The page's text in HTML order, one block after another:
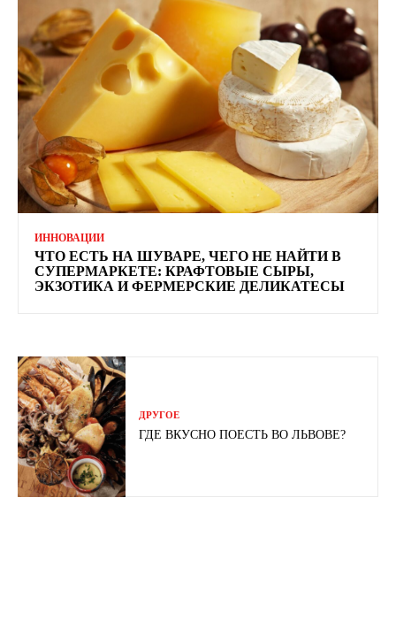
ИННОВАЦИИ
ЧТО ЕСТЬ НА ШУВАРЕ, ЧЕГО НЕ НАЙТИ В
СУПЕРМАРКЕТЕ: КРАФТОВЫЕ СЫРЫ,
ЭКЗОТИКА И ФЕРМЕРСКИЕ ДЕЛИКАТЕСЫ
ДРУГОЕ
ГДЕ ВКУСНО ПОЕСТЬ ВО ЛЬВОВЕ?